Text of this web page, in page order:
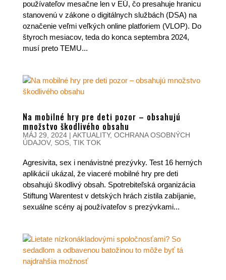
používateľov mesačne len v EÚ, čo presahuje hranicu
stanovenú v zákone o digitálnych službách (DSA) na
označenie veľmi veľkých online platforiem (VLOP). Do
štyroch mesiacov, teda do konca septembra 2024,
musí preto TEMU...
Na mobilné hry pre deti pozor – obsahujú
množstvo škodlivého obsahu
MÁJ 29, 2024| AKTUALITY, OCHRANA OSOBNÝCH
ÚDAJOV, SOS, TIK TOK
Agresivita, sex i nenávistné prezývky. Test 16 herných
aplikácií ukázal, že viaceré mobilné hry pre deti
obsahujú škodlivý obsah. Spotrebiteľská organizácia
Stiftung Warentest v detských hrách zistila zabíjanie,
sexuálne scény aj používateľov s prezývkami...